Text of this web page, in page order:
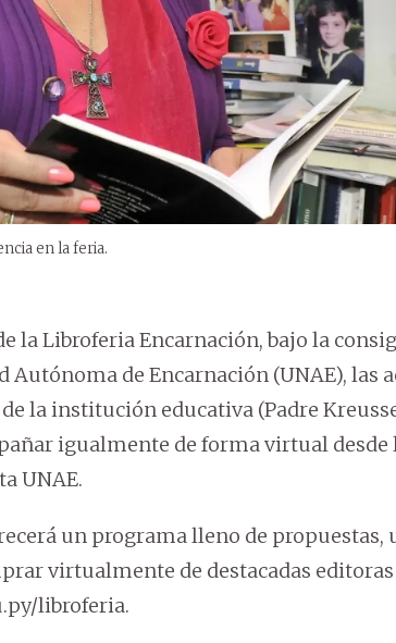
en la feria.
la Libroferia Encarnación, bajo la
de Encarnación (UNAE), las
la institución educativa (Padre
igualmente de forma virtual desde
UNAE.
un programa lleno de propuestas,
virtualmente de destacadas
libroferia.